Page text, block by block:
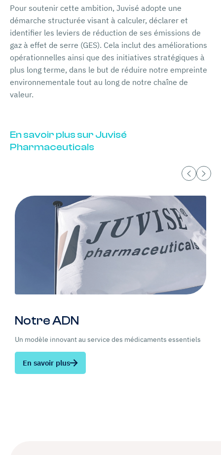
Pour soutenir cette ambition, Juvisé adopte une
démarche structurée visant à calculer, déclarer et
identifier les leviers de réduction de ses émissions de
gaz à effet de serre (GES). Cela inclut des améliorations
opérationnelles ainsi que des initiatives stratégiques à
plus long terme, dans le but de réduire notre empreinte
environnementale tout au long de notre chaîne de
valeur.
En savoir plus sur Juvisé
Pharmaceuticals
Notre ADN
Un modèle innovant au service des médicaments essentiels
En savoir plus